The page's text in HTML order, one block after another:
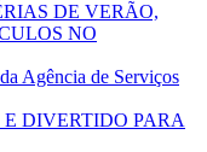
DE VERÃO,
NO
Agência de Serviços
E DIVERTIDO PARA